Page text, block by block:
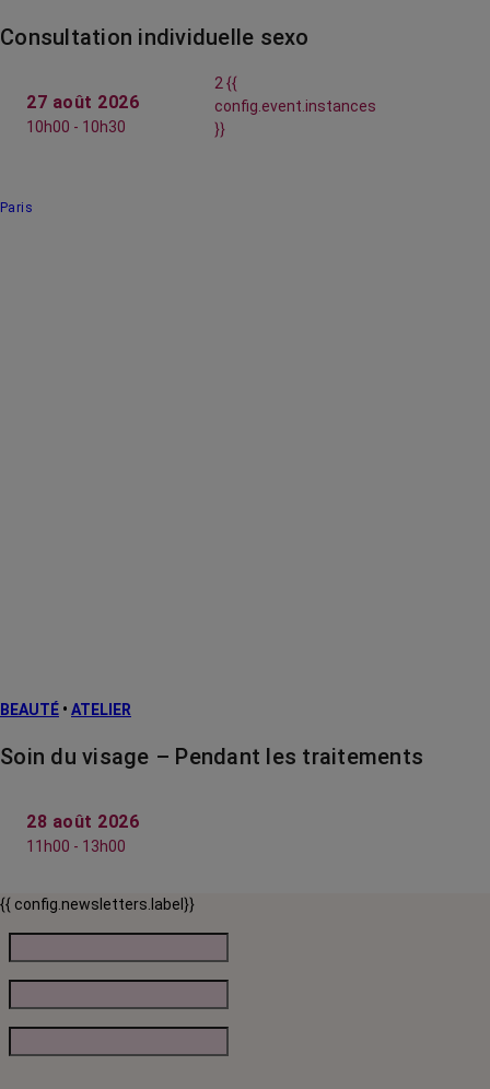
Consultation individuelle sexo
27 août 2026
10h00 - 10h30
2 {{
config.event.instances
}}
Paris
BEAUTÉ • ATELIER
Soin du visage – Pendant les traitements
28 août 2026
11h00 - 13h00
{{ config.newsletters.label}}